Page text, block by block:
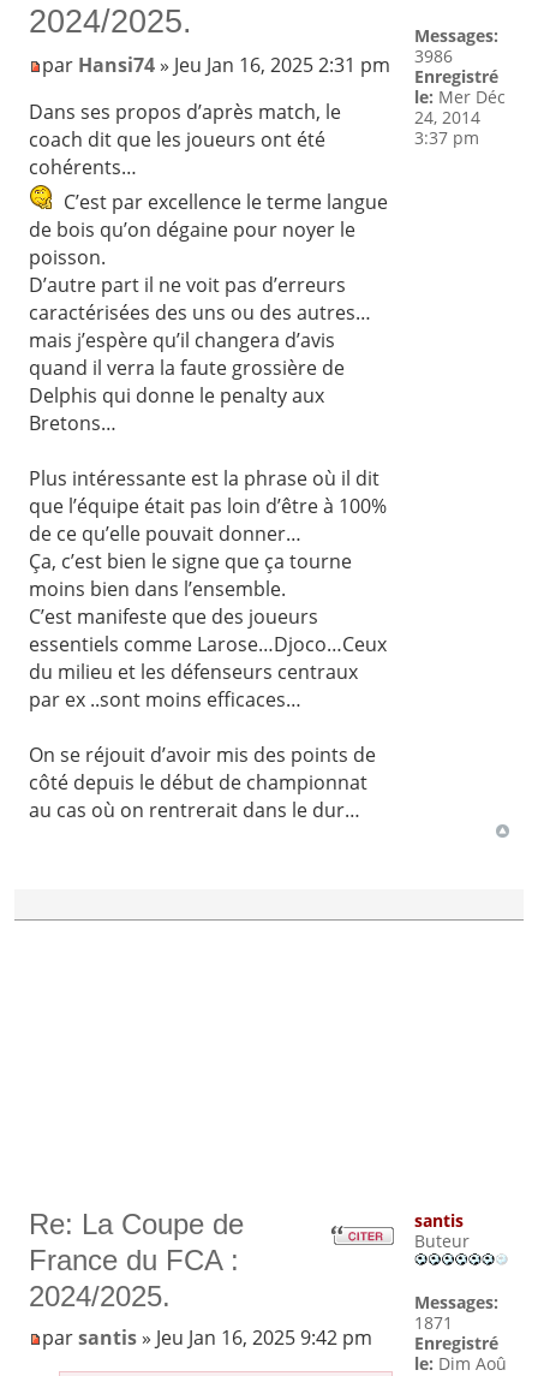
2024/2025.
par Hansi74» Jeu Jan 16, 2025 2:31 pm
Dans ses propos d’après match, le
coach dit que les joueurs ont été
cohérents…
C’est par excellence le terme langue
de bois qu’on dégaine pour noyer le
poisson.
D’autre part il ne voit pas d’erreurs
caractérisées des uns ou des autres…
mais j’espère qu’il changera d’avis
quand il verra la faute grossière de
Delphis qui donne le penalty aux
Bretons…
Plus intéressante est la phrase où il dit
que l’équipe était pas loin d’être à 100%
de ce qu’elle pouvait donner…
Ça, c’est bien le signe que ça tourne
moins bien dans l’ensemble.
C’est manifeste que des joueurs
essentiels comme Larose…Djoco…Ceux
du milieu et les défenseurs centraux
par ex ..sont moins efficaces…
On se réjouit d’avoir mis des points de
côté depuis le début de championnat
au cas où on rentrerait dans le dur…
Messages:
3986
Enregistré
le: Mer Déc
24, 2014
3:37 pm
Re: La Coupe de
France du FCA :
2024/2025.
parsantis» Jeu Jan 16, 2025 9:42 pm
santis
Buteur
Messages:
1871
Enregistré
le: Dim Aoû